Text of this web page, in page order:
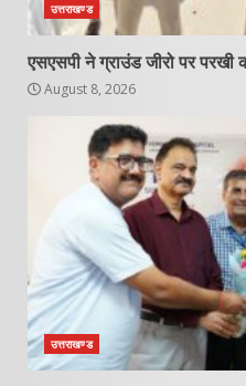
उत्तराखण्ड
एसएसपी ने ग्राउंड जीरो पर परखी
August 8, 2026
उत्तराखण्ड